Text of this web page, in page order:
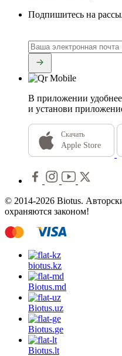
Подпишитесь на
В приложении
и установи
Скачать
Apple Store
© 2014-2026 Biotus.
охраняются законом!
biotus.kz
Biotus.md
Biotus.uz
Biotus.ge
Biotus.lt